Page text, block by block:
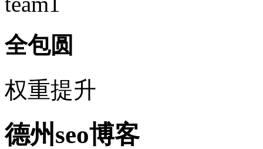
全包圆
权重提升
德州seo博客